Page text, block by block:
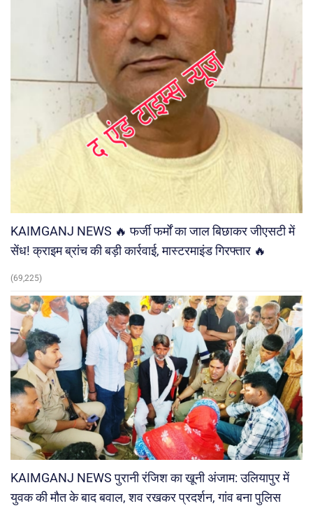
KAIMGANJ NEWS 🔥 फर्जी फर्मों का जाल बिछाकर जीएसटी में
सेंध! क्राइम ब्रांच की बड़ी कार्रवाई, मास्टरमाइंड गिरफ्तार 🔥
(69,225)
KAIMGANJ NEWS पुरानी रंजिश का खूनी अंजाम: उलियापुर में
युवक की मौत के बाद बवाल, शव रखकर प्रदर्शन, गांव बना पुलिस